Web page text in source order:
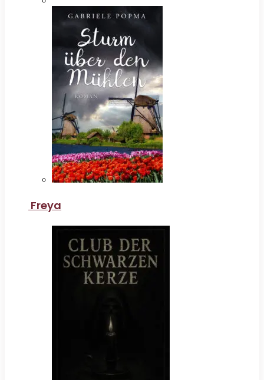
Freya